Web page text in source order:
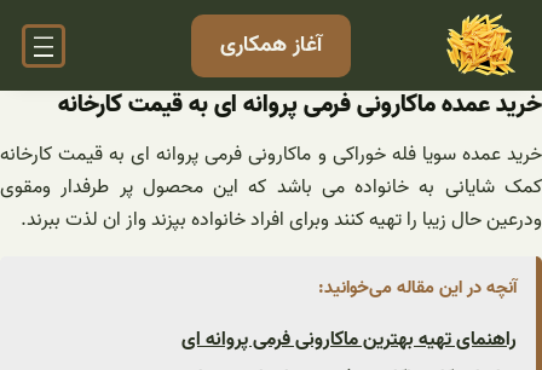
محتوا
آغاز همکاری
خرید عمده ماکارونی فرمی پروانه ای به قیمت کارخانه
خرید عمدهسویا فله خوراکی و ماکارونی فرمی پروانه ای به قیمت کارخانه
کمک شایانی به خانواده می باشد که این محصول پر طرفدار ومقوی
ودرعین حال زیبا را تهیه کنند وبرای افراد خانواده بپزند واز ان لذت ببرند.
آنچه در این مقاله می‌خوانید:
راهنمای تهیه بهترین ماکارونی فرمی پروانه ای